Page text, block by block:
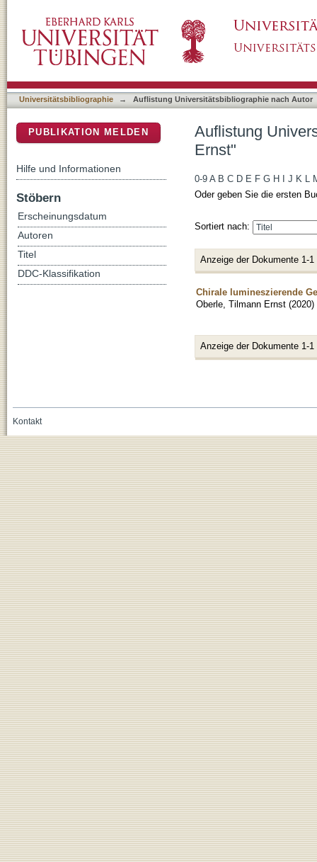
Universitätsbibliographie → Auflistung Universitätsbibliographie nach Autor
Auflistung
Ernst"
0-9 A B C D E F G H J K L
Oder geben Sie die ersten
Sortiert nach:
Anzeige der Dokumente 1-1
Chirale lumineszierende
Oberle, Tilmann Ernst (2020)
Anzeige der Dokumente 1-1
PUBLIKATION MELDEN
Hilfe und Informationen
Stöbern
Erscheinungsdatum
Autoren
Titel
DDC-Klassifikation
Kontakt